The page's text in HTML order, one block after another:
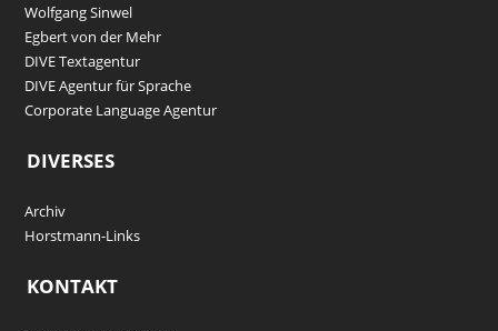
Wolfgang Sinwel
Egbert von der Mehr
DIVE Textagentur
DIVE Agentur für Sprache
Corporate Language Agentur
DIVERSES
Archiv
Horstmann-Links
KONTAKT